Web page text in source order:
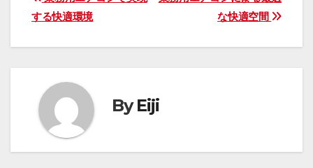
稿
ビ
ゲ
ー
な快適空間
する快適環境
ByEiji